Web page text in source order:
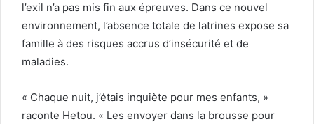
l’exil n’a pas mis fin aux épreuves. Dans ce nouvel
environnement, l’absence totale de latrines expose sa
famille à des risques accrus d’insécurité et de
maladies.
« Chaque nuit, j’étais inquiète pour mes enfants, »
raconte Hetou. « Les envoyer dans la brousse pour